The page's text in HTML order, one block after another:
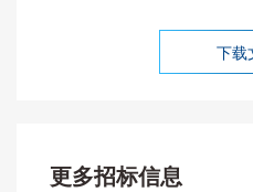
下载
更多招标信息